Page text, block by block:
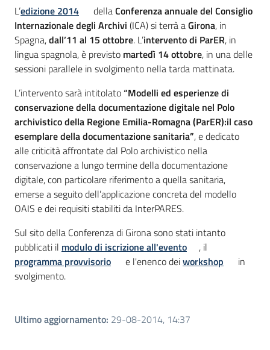
Introduzione
L’edizione 2014 dellaConferenza annuale del Consiglio
Internazionale degli Archivi (ICA) si terrà aGirona, in
Spagna,dall’11 al 15 ottobre. L’intervento di ParER, in
lingua spagnola, è previsto martedì 14 ottobre, in una delle
sessioni parallele in svolgimento nella tarda mattinata.
L’intervento sarà intitolato“Modelli ed esperienze di
conservazione della documentazione digitale nel Polo
archivistico della Regione Emilia-Romagna (ParER):il caso
esemplare della documentazione sanitaria”, e dedicato
alle criticità affrontate dal Polo archivistico nella
conservazione a lungo termine della documentazione
digitale, con particolare riferimento a quella sanitaria,
emerse a seguito dell’applicazione concreta del modello
OAIS e dei requisiti stabiliti da InterPARES.
Sul sito della Conferenza di Girona sono stati intanto
pubblicati il modulo di iscrizione all'evento
, il
programma provvisorio
e l'enenco deiworkshop
in
svolgimento.
Ultimo aggiornamento: 29-08-2014, 14:37